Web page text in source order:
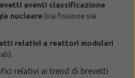
aventi classificazione
nucleare (sia fissione sia
relativi a reattori modulari
relativi ai trend di brevetti